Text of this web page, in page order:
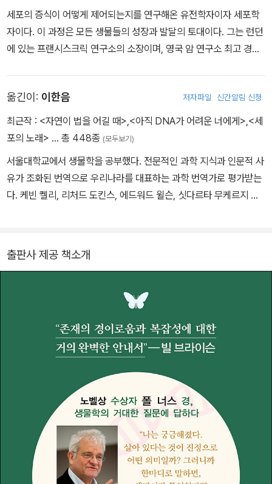
세포의 증식이 어떻게 제어되는지를 연구해온 유전학자이자 세포학
자이다. 이 과정은 모든 생물들의 성장과 발달의 토대이다. 그는 런던
에 있는 프랜시스크릭 연구소의 소장이며, 영국 암 연구소 최고 경영
과 코플리 메달을 받았다. 1999년 영국 기사 작위, 2003년 프랑스
레지옹 도뇌르 훈장을 받았다. 15년 동안 과학기술위원회에서 영국
총리와 내각에 자문을 했고, 현재 EU의 수석 과학 자문위원이자 영국
연극, 클래식 음악, 등산, 박물관과 미술관 관람, 아주 느리게 달리기
도 좋아한다.
옮긴이: 이한음 저자파일 신간알림 신청
최근작 : <자연이 법을 어길 때> <아직 DNA가 어려운 너에게> <세
포의 노래> … 총 448종 (모두보기)
서울대학교에서 생물학을 공부했다. 전문적인 과학 지식과 인문적 사
유가 조화된 번역으로 우리나라를 대표하는 과학 번역가로 평가받는
다. 케빈 켈리, 리처드 도킨스, 에드워드 윌슨, 싯다르타 무케르지 등
쟁』이 있으며, 옮긴 책으로는 『질병 해방』, 『인간 본성에 대하여』, 『우
출판사 제공 책소개